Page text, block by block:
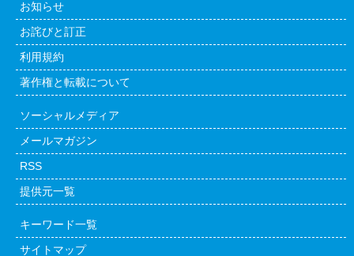
お知らせ
お詫びと訂正
利用規約
著作権と転載について
ソーシャルメディア
メールマガジン
RSS
提供元一覧
キーワード一覧
サイトマップ